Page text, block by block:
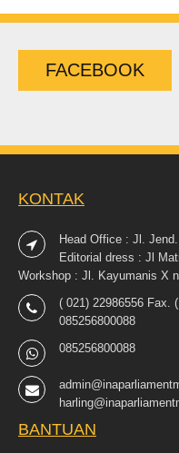
FACEBOOK
KONTAK
Head Office : Jl.
Editorial dress : Jl
Workshop : Jl. Kayumanis X
( 021) 22986556 Fax.
085256800088
085256800088
BANTUAN